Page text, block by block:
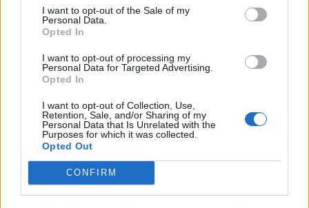
I want to opt-out of the Sale of my
Personal Data.
Opted In
I want to opt-out of processing my
Personal Data for Targeted Advertising.
Opted In
I want to opt-out of Collection, Use,
Retention, Sale, and/or Sharing of my
Personal Data that Is Unrelated with the
Purposes for which it was collected.
Opted Out
CONFIRM
Sinfónica da ARMAB pelo 1º lugar no
certame internacional de Valência